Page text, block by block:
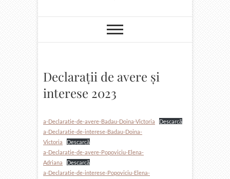
Declarații de avere și
interese 2023
a-Declaratie-de-avere-Badau-Doina-Victoria
Descarcă
a-Declaratie-de-interese-Badau-Doina-
Victoria
Descarcă
a-Declaratie-de-avere-Popoviciu-Elena-
Adriana
Descarcă
a-Declaratie-de-interese-Popoviciu-Elena-